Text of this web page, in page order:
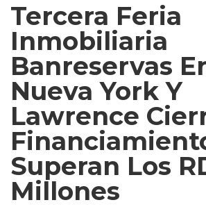
Tercera Feria
Inmobiliaria
Banreservas
Nueva York Y
Lawrence
Superan Los
Millones